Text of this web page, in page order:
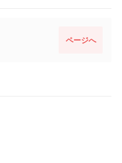
ページへ